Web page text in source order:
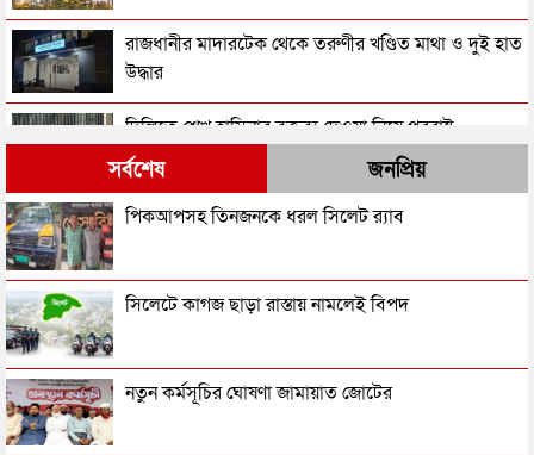
রাজধানীর মাদারটেক থেকে তরুণীর খণ্ডিত মাথা ও দুই হাত
উদ্ধার
দিল্লিতে শেখ হাসিনার বক্তব্য দেওয়া নিয়ে পররাষ্ট্র
মন্ত্রণালয়ের ক্ষোভ
সিলেটের সাবেক মন্ত্রী-এমপিরা কে কোথায়?
জুলাই আন্দোলন ছাত্র-জনতার বীরত্বের স্মারকস্তম্ভ:
সিলেটের জোড়া ব্রিজের পাশ থেকে আটক ফরহাদ- বাদশা
সর্বশেষ জনপ্রিয়
পিকআপসহ তিনজনকে ধরল সিলেট র‌্যাব
সিলেটে কাগজ ছাড়া রাস্তায় নামলেই বিপদ
নতুন কর্মসূচির ঘোষণা জামায়াত জোটের